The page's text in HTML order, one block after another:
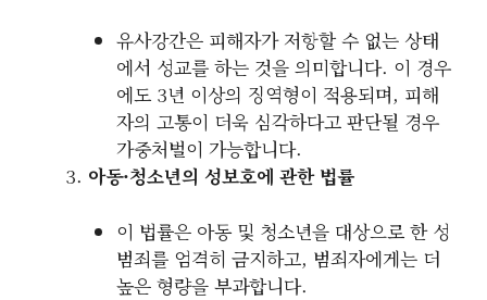
유사강간은 피해자가 저항할 수 없는 상태
에서 성교를 하는 것을 의미합니다. 이 경우
에도 3년 이상의 징역형이 적용되며, 피해
자의 고통이 더욱 심각하다고 판단될 경우
가중처벌이 가능합니다.
아동·청소년의 성보호에 관한 법률
이 법률은 아동 및 청소년을 대상으로 한 성
범죄를 엄격히 금지하고, 범죄자에게는 더
높은 형량을 부과합니다.